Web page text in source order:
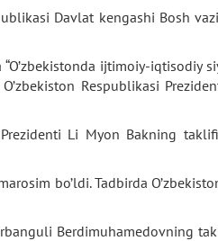
Davlat kengashi Bosh
ijtimoiy-iqtisodiy
Respublikasi
Li Myon Bakning
bo’ldi. Tadbirda
Berdimuhamedovning